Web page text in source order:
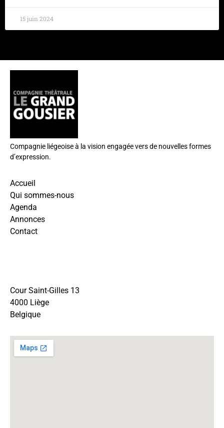
15 juin 2024
Compagnie liégeoise à la vision engagée vers de nouvelles formes
d’expression.
Accueil
Qui sommes-nous
Agenda
Annonces
Contact
Cour Saint-Gilles 13
4000 Liège
Belgique